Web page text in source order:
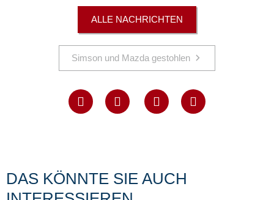
ALLE NACHRICHTEN
Simson und Mazda gestohlen
DAS KÖNNTE SIE AUCH